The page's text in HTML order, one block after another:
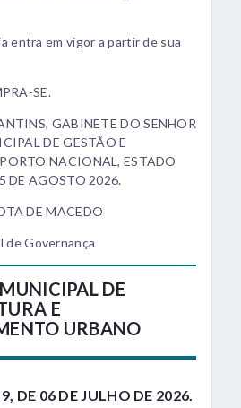
entra em vigor a partir de sua
SE.
GABINETE DO SENHOR
DE GESTÃO E
NACIONAL, ESTADO
DE AGOSTO 2026.
DE MACEDO
de Governança
DE
E
URBANO
DE 06 DE JULHO DE 2026.